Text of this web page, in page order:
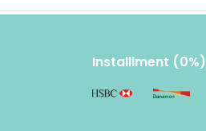
Installlment (0%)